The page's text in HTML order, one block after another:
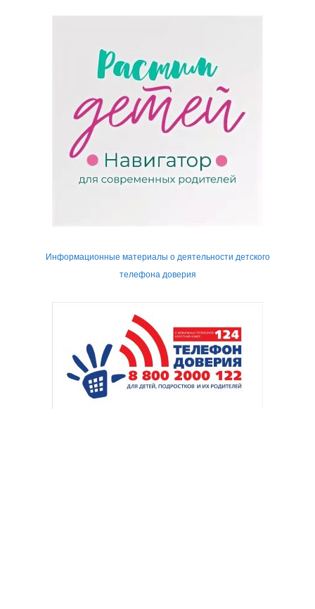
Информационные материалы о деятельности детского
телефона доверия